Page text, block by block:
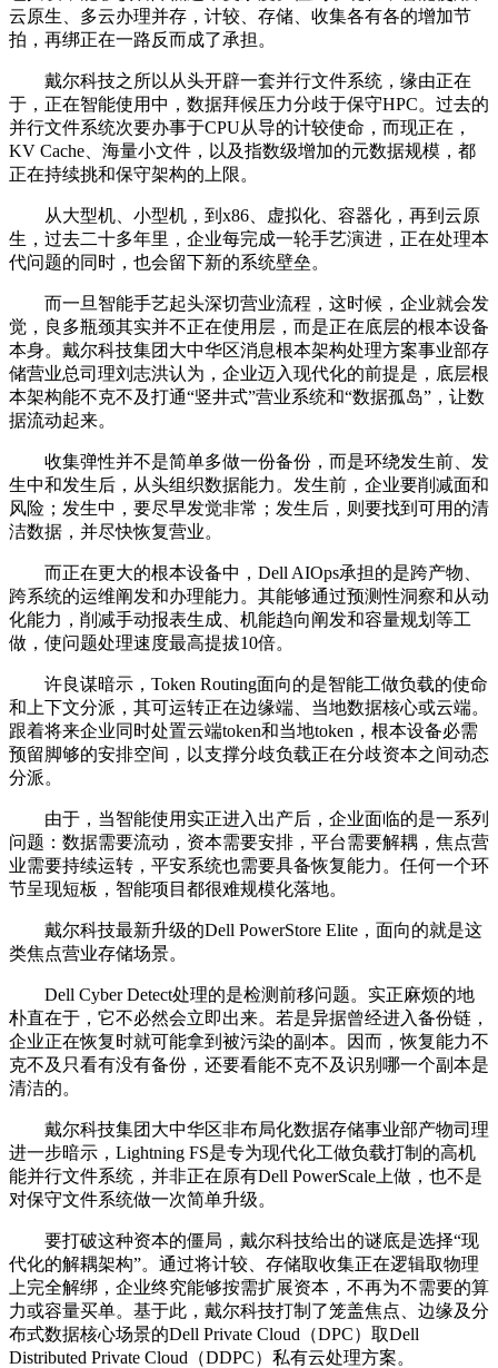
云原生、多云办理并存，计较、存储、收集各有各的增加节
拍，再绑正在一路反而成了承担。
戴尔科技之所以从头开辟一套并行文件系统，缘由正在
于，正在智能使用中，数据拜候压力分歧于保守HPC。过去的
并行文件系统次要办事于CPU从导的计较使命，而现正在，
KV Cache、海量小文件，以及指数级增加的元数据规模，都
正在持续挑和保守架构的上限。
从大型机、小型机，到x86、虚拟化、容器化，再到云原
生，过去二十多年里，企业每完成一轮手艺演进，正在处理本
代问题的同时，也会留下新的系统壁垒。
而一旦智能手艺起头深切营业流程，这时候，企业就会发
觉，良多瓶颈其实并不正在使用层，而是正在底层的根本设备
本身。戴尔科技集团大中华区消息根本架构处理方案事业部存
储营业总司理刘志洪认为，企业迈入现代化的前提是，底层根
本架构能不克不及打通“竖井式”营业系统和“数据孤岛”，让数
据流动起来。
收集弹性并不是简单多做一份备份，而是环绕发生前、发
生中和发生后，从头组织数据能力。发生前，企业要削减面和
风险；发生中，要尽早发觉非常；发生后，则要找到可用的清
洁数据，并尽快恢复营业。
而正在更大的根本设备中，Dell AIOps承担的是跨产物、
跨系统的运维阐发和办理能力。其能够通过预测性洞察和从动
化能力，削减手动报表生成、机能趋向阐发和容量规划等工
做，使问题处理速度最高提拔10倍。
许良谋暗示，Token Routing面向的是智能工做负载的使命
和上下文分派，其可运转正在边缘端、当地数据核心或云端。
跟着将来企业同时处置云端token和当地token，根本设备必需
预留脚够的安排空间，以支撑分歧负载正在分歧资本之间动态
分派。
由于，当智能使用实正进入出产后，企业面临的是一系列
问题：数据需要流动，资本需要安排，平台需要解耦，焦点营
业需要持续运转，平安系统也需要具备恢复能力。任何一个环
节呈现短板，智能项目都很难规模化落地。
戴尔科技最新升级的Dell PowerStore Elite，面向的就是这
类焦点营业存储场景。
Dell Cyber Detect处理的是检测前移问题。实正麻烦的地
朴直在于，它不必然会立即出来。若是异据曾经进入备份链，
企业正在恢复时就可能拿到被污染的副本。因而，恢复能力不
克不及只看有没有备份，还要看能不克不及识别哪一个副本是
清洁的。
戴尔科技集团大中华区非布局化数据存储事业部产物司理
进一步暗示，Lightning FS是专为现代化工做负载打制的高机
能并行文件系统，并非正在原有Dell PowerScale上做，也不是
对保守文件系统做一次简单升级。
要打破这种资本的僵局，戴尔科技给出的谜底是选择“现
代化的解耦架构”。通过将计较、存储取收集正在逻辑取物理
上完全解绑，企业终究能够按需扩展资本，不再为不需要的算
力或容量买单。基于此，戴尔科技打制了笼盖焦点、边缘及分
布式数据核心场景的Dell Private Cloud（DPC）取Dell
Distributed Private Cloud（DDPC）私有云处理方案。